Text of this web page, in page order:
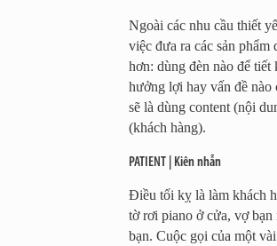
Ngoài các nhu cầu thiết
việc đưa ra các sản
hơn: dùng đèn nào để
hưởng lợi hay vấn đề
sẽ là dùng content (nội
(khách hàng).
PATIENT | Kiên nhẫn
Điều tối kỵ là làm khách
tờ rơi piano ở cửa, vợ bạn
bạn. Cuộc gọi của một